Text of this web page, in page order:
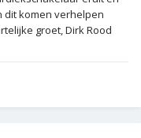
dit komen verhelpen
groet, Dirk Rood